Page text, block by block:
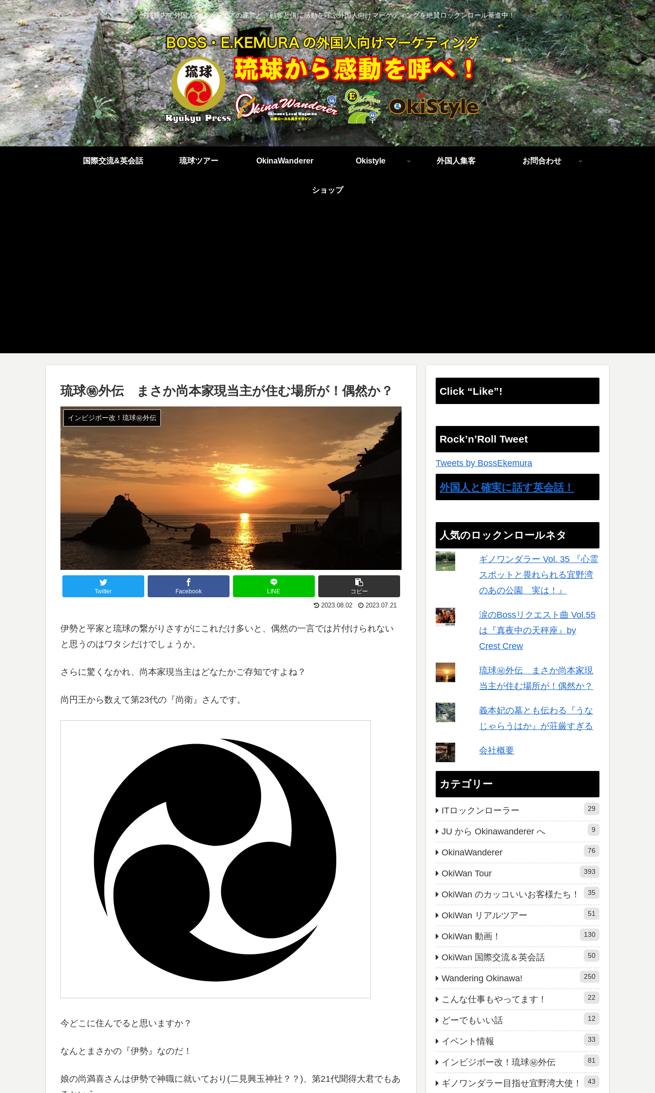
沖縄県内で外国人向けメディアの運営と、顧客と供に感動を呼ぶ外国人向けマーケティングを絶賛ロックンロール驀進中！
国際交流&英会話 琉球ツアー OkinaWanderer Okistyle 外国人集客 お問合わせ
ショップ
琉球㊙︎外伝 まさか尚本家現当主が住む場所が！偶然か？
インビジボー改！琉球㊙︎外伝
Twitter Facebook LINE コピー
2023.08.02 2023.07.21
伊勢と平家と琉球の繋がりさすがにこれだけ多いと、偶然の一言では片付けられない
と思うのはワタシだけでしょうか。
さらに驚くなかれ、尚本家現当主はどなたかご存知ですよね？
尚円王から数えて第23代の『尚衛』さんです。
今どこに住んでると思いますか？
なんとまさかの『伊勢』なのだ！
娘の尚満喜さんは伊勢で神職に就いており(二見興玉神社？？)、第21代聞得大君でもあ
Click “Like”!
Rock’n’Roll Tweet
Tweets by BossEkemura
外国人と確実に話す英会話！
人気のロックンロールネタ
ギノワンダラー Vol. 35 『心霊
スポットと畏れられる宜野湾
のあの公園 実は！』
涙のBossリクエスト曲 Vol.55
は『真夜中の天秤座』by
Crest Crew
琉球㊙︎外伝 まさか尚本家現
当主が住む場所が！偶然か？
義本妃の墓とも伝わる『うな
じゃらうはか』が荘厳すぎる
会社概要
カテゴリー
ITロックンローラー 29
JU から Okinawanderer へ 9
OkinaWanderer 76
OkiWan Tour 393
OkiWan のカッコいいお客様たち！ 35
OkiWan リアルツアー 51
OkiWan 動画！ 130
OkiWan 国際交流＆英会話 50
Wandering Okinawa! 250
こんな仕事もやってます！ 22
どーでもいい話 12
イベント情報 33
インビジボー改！琉球㊙︎外伝 81
ギノワンダラー目指せ宜野湾大使！ 43